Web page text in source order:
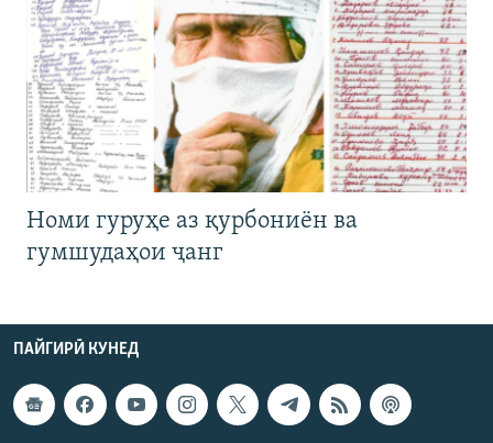
Номи гуруҳе аз қурбониён ва
гумшудаҳои ҷанг
ПАЙГИРӢ КУНЕД